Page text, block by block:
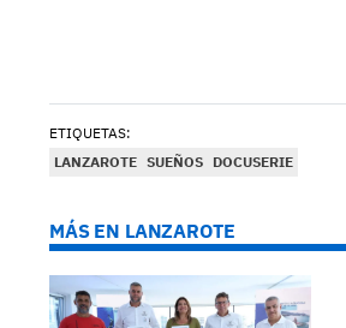
ETIQUETAS:
LANZAROTE SUEÑOS DOCUSERIE
MÁS EN LANZAROTE